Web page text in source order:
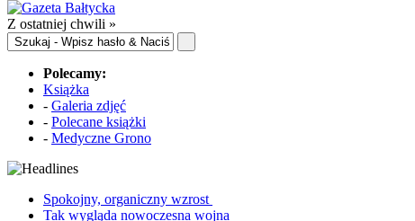
Z ostatniej chwili »
Polecamy:
Książka
- Galeria zdjęć
- Polecane książki
- Medyczne Grono
Spokojny, organiczny wzrost
Tak wygląda nowoczesna wojna